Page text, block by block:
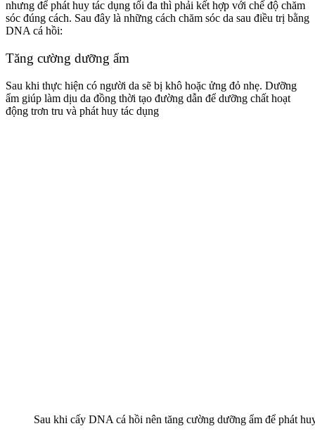
nhưng để phát huy tác dụng tối đa thì phải kết hợp với chế độ chăm
sóc đúng cách. Sau đây là những cách chăm sóc da sau điều trị bằng
DNA cá hồi:
Tăng cường dưỡng ẩm
Sau khi thực hiện có người da sẽ bị khô hoặc ửng đỏ nhẹ. Dưỡng
ẩm giúp làm dịu da đồng thời tạo đường dẫn để dưỡng chất hoạt
động trơn tru và phát huy tác dụng
Sau khi cấy DNA cá hồi nên tăng cường dưỡng ẩm để phát